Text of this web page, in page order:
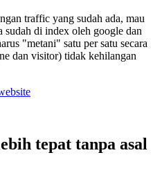
traffic yang sudah ada, mau
di index oleh google dan
"metani" satu per satu secara
dan visitor) tidak kehilangan
tepat tanpa asal